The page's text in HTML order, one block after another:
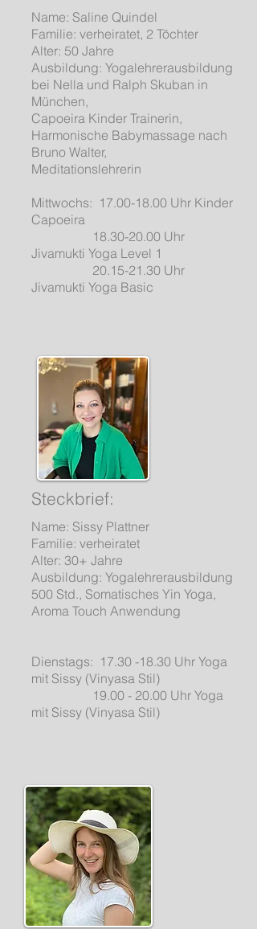
Name: Saline Quindel
Familie: verheiratet, 2 Töchter
Alter: 50 Jahre
Ausbildung: Yogalehrerausbildung
bei Nella und Ralph Skuban in
München,
Capoeira Kinder Trainerin,
Harmonische Babymassage nach
Bruno Walter,
Meditationslehrerin
Mittwochs: 17.00-18.00 Uhr Kinder
Capoeira
18.30-20.00 Uhr
Jivamukti Yoga Level 1
20.15-21.30 Uhr
Jivamukti Yoga Basic
Steckbrief:
Name: Sissy Plattner
Familie: verheiratet
Alter: 30+ Jahre
Ausbildung: Yogalehrerausbildung
500 Std., Somatisches Yin Yoga,
Aroma Touch Anwendung
Dienstags: 17.30 -18.30 Uhr Yoga
mit Sissy (Vinyasa Stil)
19.00 - 20.00 Uhr Yoga
mit Sissy (Vinyasa Stil)